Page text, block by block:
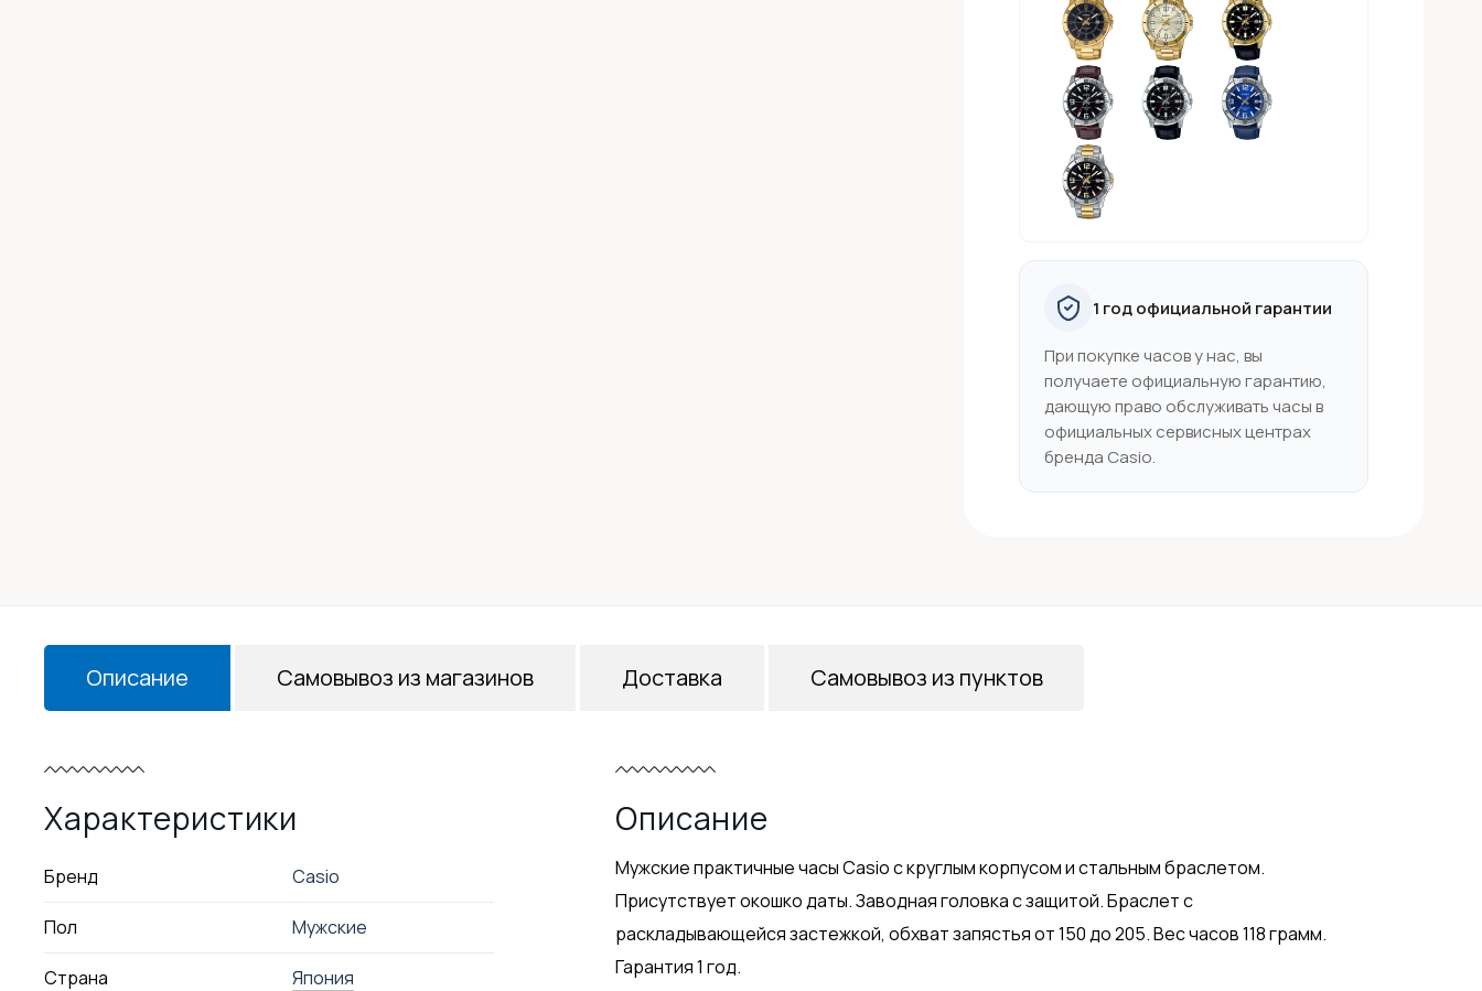
1 год официальной гарантии
При покупке часов у нас, вы
получаете официальную гарантию,
дающую право обслуживать часы в
официальных сервисных центрах
бренда Casio.
Описание
Характеристики
Бренд Casio
Пол Мужские
Страна Япония
Описание
Мужские практичные часы Casio с круглым корпусом и стальным браслетом.
Присутствует окошко даты. Заводная головка с защитой. Браслет с
раскладывающейся застежкой, обхват запястья от 150 до 205. Вес часов 118 грамм.
Гарантия 1 год.
Самовывоз из магазинов Доставка Самовывоз из пунктов